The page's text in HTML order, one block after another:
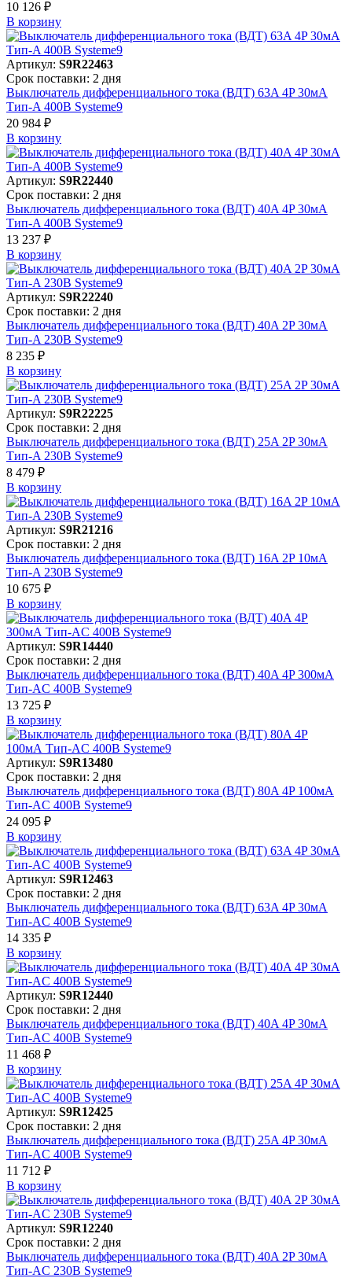
10 126 ₽
В корзинy
Артикул: S9R22463
Срок поставки: 2 дня
Выключатель дифференциального тока (ВДТ) 63A 4P 30мА
Тип-A 400В Systeme9
20 984 ₽
В корзинy
Артикул: S9R22440
Срок поставки: 2 дня
Выключатель дифференциального тока (ВДТ) 40A 4P 30мА
Тип-A 400В Systeme9
13 237 ₽
В корзинy
Артикул: S9R22240
Срок поставки: 2 дня
Выключатель дифференциального тока (ВДТ) 40A 2P 30мА
Тип-A 230В Systeme9
8 235 ₽
В корзинy
Артикул: S9R22225
Срок поставки: 2 дня
Выключатель дифференциального тока (ВДТ) 25A 2P 30мА
Тип-A 230В Systeme9
8 479 ₽
В корзинy
Артикул: S9R21216
Срок поставки: 2 дня
Выключатель дифференциального тока (ВДТ) 16A 2P 10мА
Тип-A 230В Systeme9
10 675 ₽
В корзинy
Артикул: S9R14440
Срок поставки: 2 дня
Выключатель дифференциального тока (ВДТ) 40A 4P 300мА
Тип-AC 400В Systeme9
13 725 ₽
В корзинy
Артикул: S9R13480
Срок поставки: 2 дня
Выключатель дифференциального тока (ВДТ) 80A 4P 100мА
Тип-AC 400В Systeme9
24 095 ₽
В корзинy
Артикул: S9R12463
Срок поставки: 2 дня
Выключатель дифференциального тока (ВДТ) 63A 4P 30мА
Тип-AC 400В Systeme9
14 335 ₽
В корзинy
Артикул: S9R12440
Срок поставки: 2 дня
Выключатель дифференциального тока (ВДТ) 40A 4P 30мА
Тип-AC 400В Systeme9
11 468 ₽
В корзинy
Артикул: S9R12425
Срок поставки: 2 дня
Выключатель дифференциального тока (ВДТ) 25A 4P 30мА
Тип-AC 400В Systeme9
11 712 ₽
В корзинy
Артикул: S9R12240
Срок поставки: 2 дня
Выключатель дифференциального тока (ВДТ) 40A 2P 30мА
Тип-AC 230В Systeme9